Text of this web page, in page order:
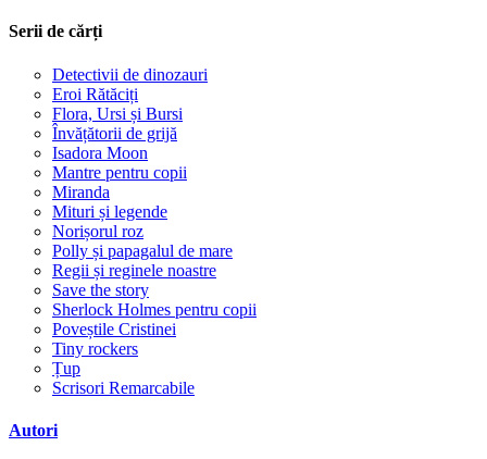
Serii de cărți
Detectivii de dinozauri
Eroi Rătăciți
Flora, Ursi și Bursi
Învățătorii de grijă
Isadora Moon
Mantre pentru copii
Miranda
Mituri și legende
Norișorul roz
Polly și papagalul de mare
Regii și reginele noastre
Save the story
Sherlock Holmes pentru copii
Poveștile Cristinei
Tiny rockers
Țup
Scrisori Remarcabile
Autori